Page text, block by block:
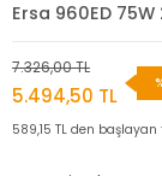
Ersa 960ED
7.326,00 TL
5.494,50 TL
589,15 TL den